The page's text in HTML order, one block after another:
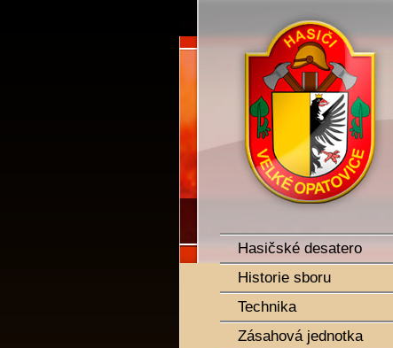
SDH Velké Opatovice
Hasičské desatero
Historie sboru
Technika
Zásahová jednotka